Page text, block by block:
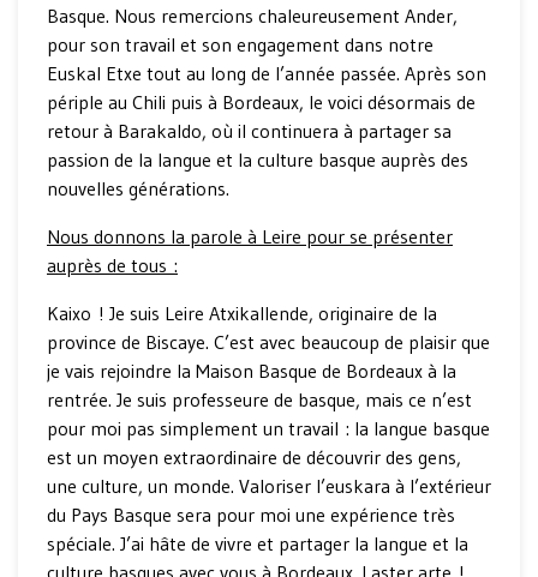
Basque. Nous remercions chaleureusement Ander,
pour son travail et son engagement dans notre
Euskal Etxe tout au long de l’année passée. Après son
périple au Chili puis à Bordeaux, le voici désormais de
retour à Barakaldo, où il continuera à partager sa
passion de la langue et la culture basque auprès des
nouvelles générations.
Nous donnons la parole à Leire pour se présenter
auprès de tous :
Kaixo ! Je suis Leire Atxikallende, originaire de la
province de Biscaye. C’est avec beaucoup de plaisir que
je vais rejoindre la Maison Basque de Bordeaux à la
rentrée. Je suis professeure de basque, mais ce n’est
pour moi pas simplement un travail : la langue basque
est un moyen extraordinaire de découvrir des gens,
une culture, un monde. Valoriser l’euskara à l’extérieur
du Pays Basque sera pour moi une expérience très
spéciale. J’ai hâte de vivre et partager la langue et la
culture basques avec vous à Bordeaux. Laster arte !